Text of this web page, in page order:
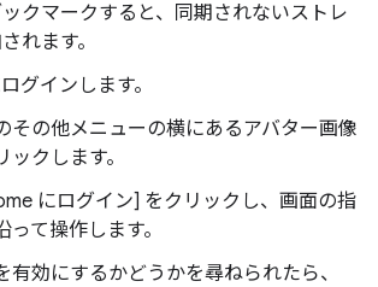
クマークすると、同期されないストレ
れます。
グインします。
その他メニューの横にあるアバター画像
ックします。
にログイン] をクリックし、画面の指
って操作します。
有効にするかどうかを尋ねられたら、